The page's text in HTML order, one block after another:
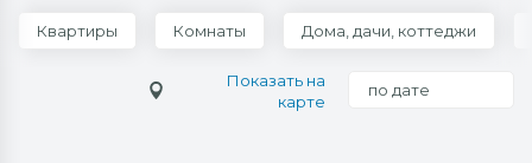
Квартиры Комнаты Дома, дачи, коттеджи
Показать на
карте
по дате